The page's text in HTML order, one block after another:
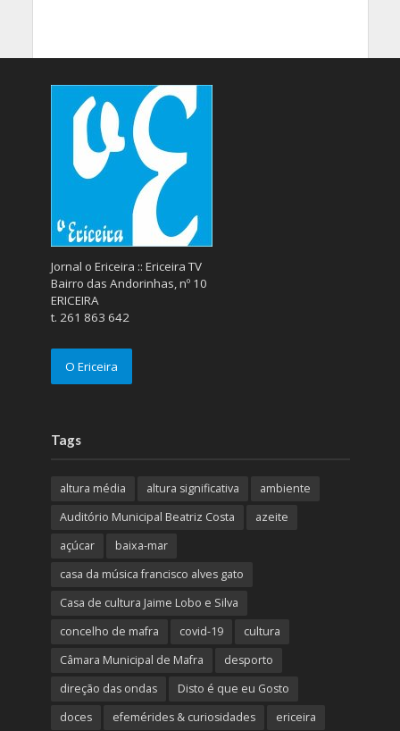
Jornal o Ericeira :: Ericeira TV
Bairro das Andorinhas, nº 10
ERICEIRA
t. 261 863 642
O Ericeira
Tags
altura média altura significativa
ambiente
Auditório Municipal Beatriz Costa
azeite
açúcar
baixa-mar
casa da música francisco alves gato
Casa de cultura Jaime Lobo e Silva
concelho de mafra
covid-19
cultura
Câmara Municipal de Mafra
desporto
direção das ondas
Disto é que eu Gosto
doces
efemérides & curiosidades ericeira